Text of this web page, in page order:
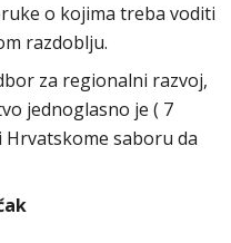
o kojima treba voditi
razdoblju.
za regionalni razvoj,
jednoglasno je ( 7
Hrvatskome saboru da